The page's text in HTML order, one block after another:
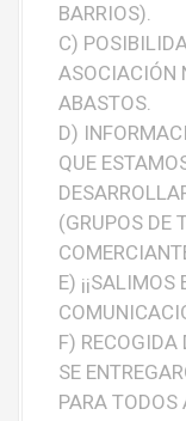
BARRIOS).
C)
ASOCIACIÓN
ABASTOS.
D)
QUE
(GRUPOS DE
E) ¡¡SALIMOS
F) RECOGIDA
SE
PARA TODOS